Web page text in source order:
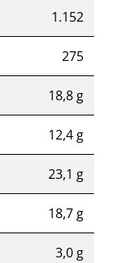
1.152
275
18,8 g
12,4 g
23,1 g
18,7 g
3,0 g